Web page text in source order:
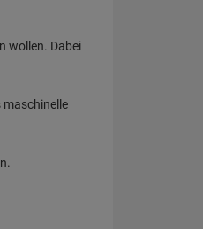
wollen. Dabei
maschinelle